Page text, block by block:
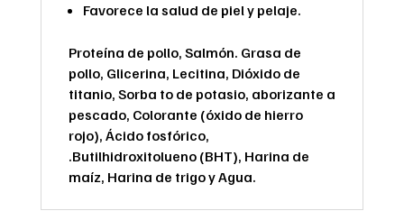
Favorece la salud de piel y pelaje.
Proteína de pollo, Salmón. Grasa de
pollo, Glicerina, Lecitina, Dióxido de
titanio, Sorba to de potasio, aborizante a
pescado, Colorante (óxido de hierro
rojo), Ácido fosfórico,
.Butilhidroxitolueno (BHT), Harina de
maíz, Harina de trigo y Agua.